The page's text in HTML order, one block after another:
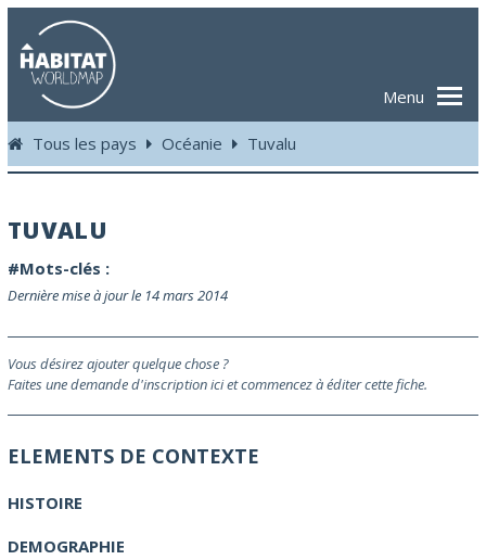
Menu
Tous les pays Océanie Tuvalu
TUVALU
#Mots-clés :
Dernière mise à jour le 14 mars 2014
Vous désirez ajouter quelque chose ?
Faites une demande d'inscription ici et commencez à éditer cette fiche.
ELEMENTS DE CONTEXTE
HISTOIRE
DEMOGRAPHIE